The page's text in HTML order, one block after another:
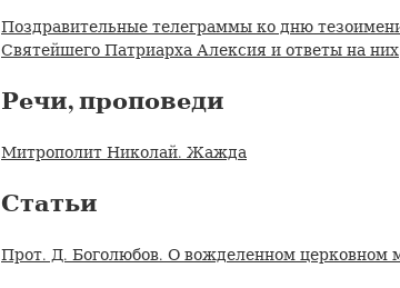
Поздравительные телеграммы ко дню
Святейшего Патриарха Алексия и ответы на них
Речи, проповеди
Митрополит Николай. Жажда
Статьи
Прот. Д. Боголюбов. О вожделенном церковном